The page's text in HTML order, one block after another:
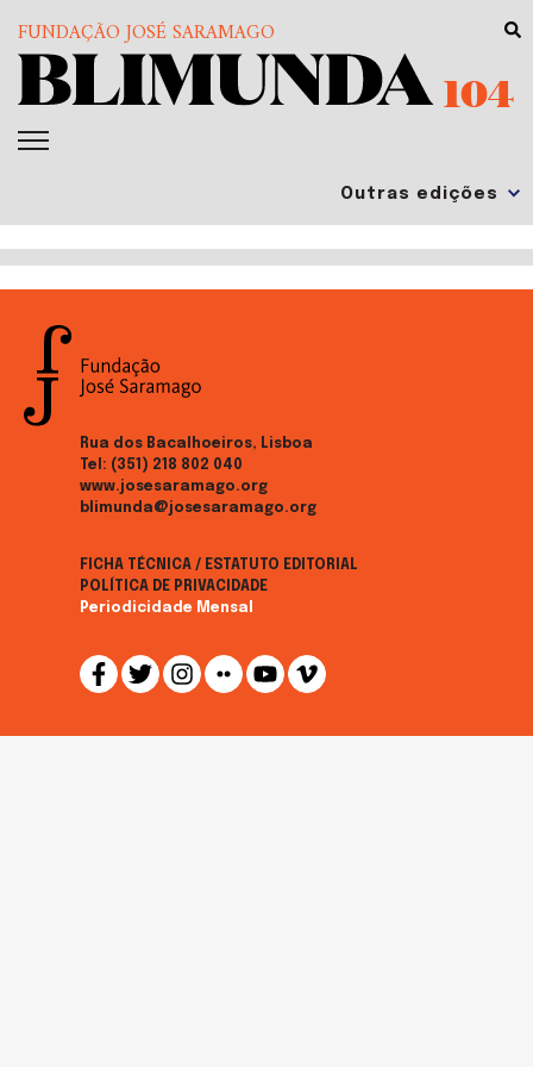
FUNDAÇÃO JOSÉ SARAMAGO
104
Rua dos Bacalhoeiros, Lisboa
Tel: (351) 218 802 040
www.josesaramago.org
blimunda@josesaramago.org
FICHA TÉCNICA / ESTATUTO EDITORIAL
POLÍTICA DE PRIVACIDADE
Periodicidade Mensal